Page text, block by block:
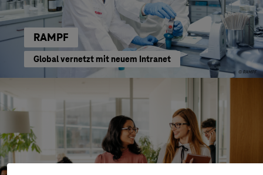
RAMPF
Global vernetzt mit neuem Intranet